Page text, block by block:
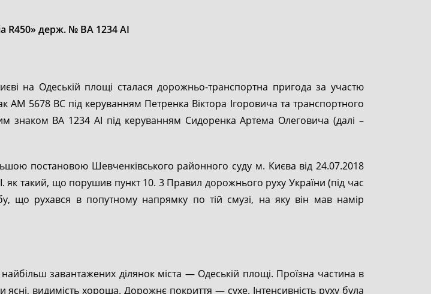
R450» держ. № ВА 1234 АІ
на Одеській площі сталася дорожньо-транспортна пригода за участю
5678 ВС під керуванням Петренка Віктора Ігоровича та транспортного
знаком ВА 1234 АІ під керуванням Сидоренка Артема Олеговича (далі –
постановою Шевченківського районного суду м. Києва від 24.07.2018
такий, що порушив пункт 10. 3 Правил дорожнього руху України (під час
що рухався в попутному напрямку по тій смузі, на яку він мав намір
завантажених ділянок міста — Одеській площі. Проїзна частина в
видимість хороша. Дорожнє покриття — сухе. Інтенсивність руху була